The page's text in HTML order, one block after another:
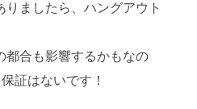
ましたら、ハングアウト
合も影響するかもなの
証はないです！